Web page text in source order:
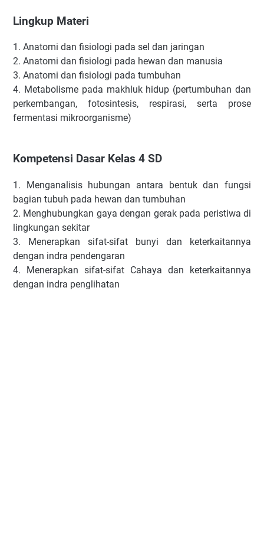
Lingkup Materi
1. Anatomi dan fisiologi pada sel dan jaringan
2. Anatomi dan fisiologi pada hewan dan manusia
3. Anatomi dan fisiologi pada tumbuhan
4. Metabolisme pada makhluk hidup (pertumbuhan dan
perkembangan, fotosintesis, respirasi, serta prose
fermentasi mikroorganisme)
Kompetensi Dasar Kelas 4 SD
1.
Menganalisis hubungan antara bentuk dan fungsi
bagian tubuh pada hewan dan tumbuhan
2. Menghubungkan gaya dengan gerak pada peristiwa di
lingkungan sekitar
3.
Menerapkan sifat-sifat bunyi dan keterkaitannya
dengan indra pendengaran
4.
Menerapkan sifat-sifat Cahaya dan keterkaitannya
dengan indra penglihatan